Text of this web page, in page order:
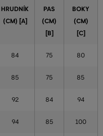
HRUDNÍK
(CM) [A]
PAS
(CM)
[B]
BOKY
(CM)
[C]
84 75 80
85 75 85
92 84 94
94 85 100